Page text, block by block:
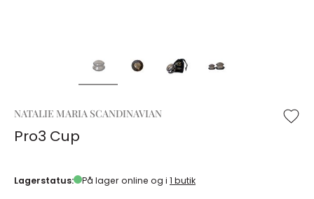
NATALIE MARIA SCANDINAVIAN
Pro3 Cup
Lagerstatus: På lager online og i 1 butik